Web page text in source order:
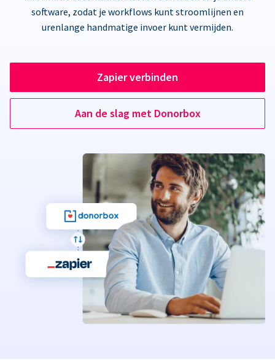
software, zodat je workflows kunt stroomlijnen en
urenlange handmatige invoer kunt vermijden.
Zapier verbinden
Aan de slag met Donorbox